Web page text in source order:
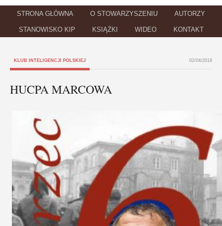
STRONA GŁÓWNA O STOWARZYSZENIU AUTORZY
STANOWISKO KIP KSIĄŻKI WIDEO KONTAKT
KLUB INTELIGENCJI POLSKIEJ 02/04/2018
HUCPA MARCOWA